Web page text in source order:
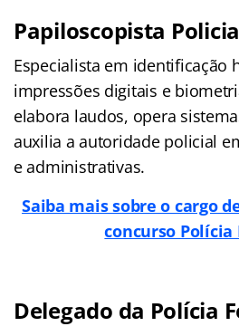
Papiloscopista
Especialista em identificação
impressões digitais e
elabora laudos, opera
auxilia a autoridade policial
e administrativas.
Saiba mais sobre o cargo
concurso Polícia
Delegado da Polícia